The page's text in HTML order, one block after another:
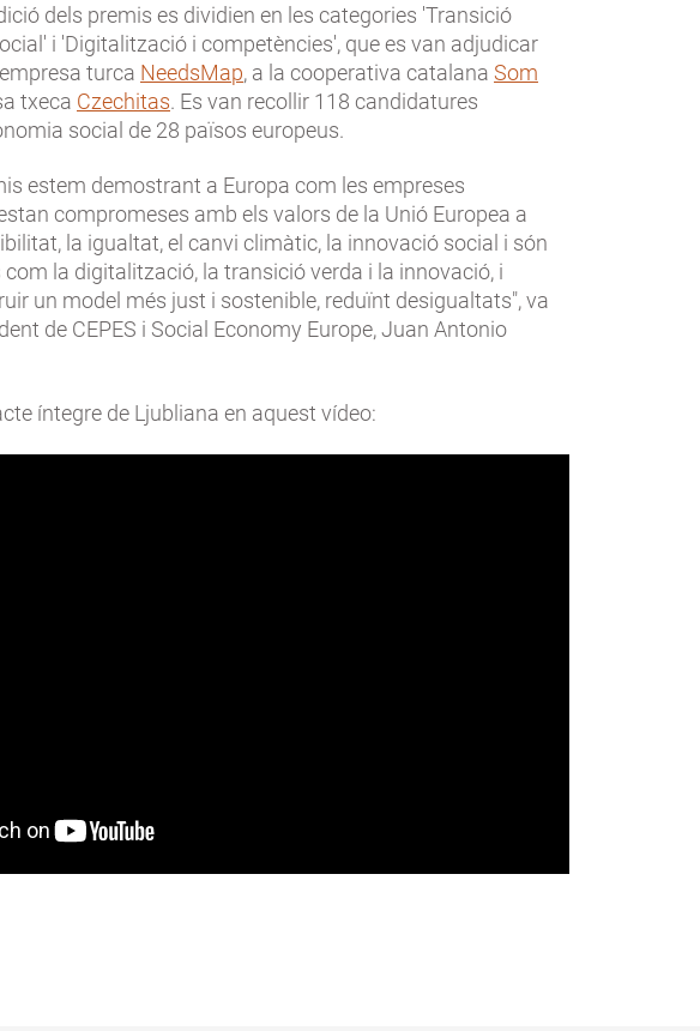
dels premis es dividien en les categories 'Transició
i 'Digitalització i competències', que es van adjudicar
turca NeedsMap, a la cooperativa catalana Som
txeca Czechitas. Es van recollir 118 candidatures
social de 28 països europeus.
estem demostrant a Europa com les empreses
compromeses amb els valors de la Unió Europea a
la igualtat, el canvi climàtic, la innovació social i són
la digitalització, la transició verda i la innovació, i
un model més just i sostenible, reduïnt desigualtats", va
de CEPES i Social Economy Europe, Juan Antonio
íntegre de Ljubliana en aquest vídeo: